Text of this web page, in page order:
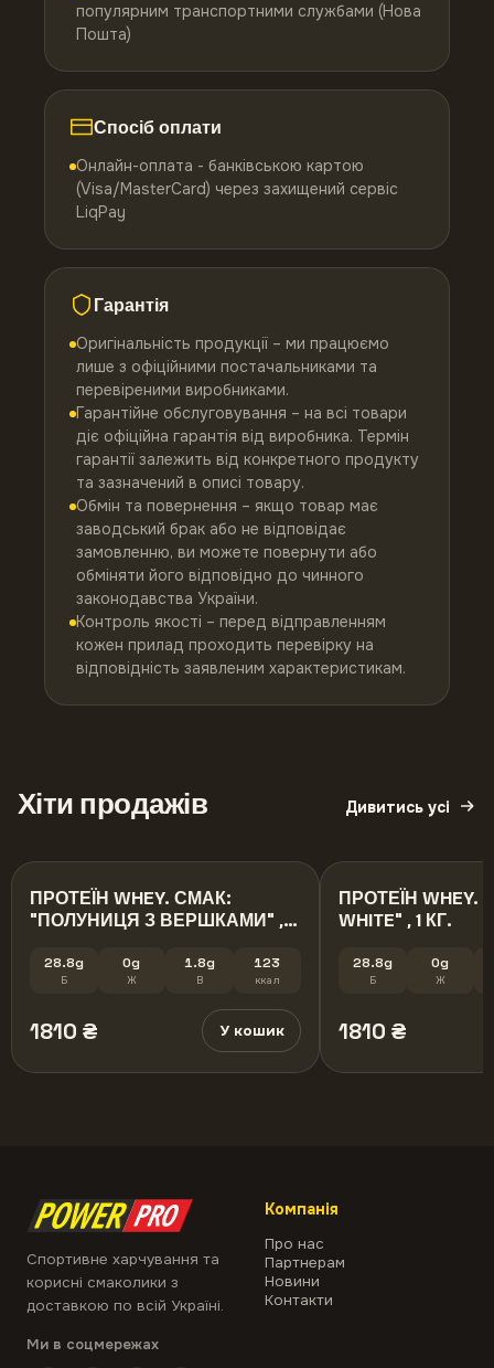
популярним транспортними службами (Нова
Пошта)
Спосіб оплати
Онлайн-оплата - банківською картою
(Visa/MasterCard) через захищений сервіс
LiqPay
Гарантія
Оригінальність продукції – ми працюємо
лише з офіційними постачальниками та
перевіреними виробниками.
Гарантійне обслуговування – на всі товари
діє офіційна гарантія від виробника. Термін
гарантії залежить від конкретного продукту
та зазначений в описі товару.
Обмін та повернення – якщо товар має
заводський брак або не відповідає
замовленню, ви можете повернути або
обміняти його відповідно до чинного
законодавства України.
Контроль якості – перед відправленням
кожен прилад проходить перевірку на
відповідність заявленим характеристикам.
Хіти продажів Дивитись усі
ПРОТЕЇН WHEY. СМАК:
"ПОЛУНИЦЯ З ВЕРШКАМИ" , 1
28.8g
Б
0g
Ж
1.8g
В
123
ккал
1810 ₴ У кошик
ПРОТЕЇН WHEY.
WHITE" , 1 КГ.
28.8g
Б
0g
Ж
1810 ₴
Спортивне харчування та
корисні смаколики з
доставкою по всій Україні.
Ми в соцмережах
Компанія
Про нас
Партнерам
Новини
Контакти